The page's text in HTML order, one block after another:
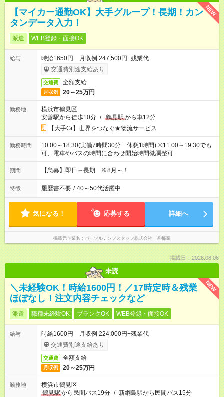
NEW
【マイカー通勤OK】大手グループ！長期！カン
タンデータ入力！
派遣 WEB登録・面接OK
給与
時給1650円 月収例 247,500円+残業代
交通費別途支給あり
交通費 全額支給
月収例 20～25万円
勤務地
横浜市鶴見区
安善駅から徒歩10分 / 鶴見駅から車12分
【大手Gr】世界をつなぐ★物流サービス
勤務時間
10:00～18:30(実働7時間30分 休憩1時間) ※11:00～19:30でも
可、電車やバスの時間に合わせ開始時間微調整可
期間 【急募】即日～長期 ※8月～！
特徴 履歴書不要 / 40～50代活躍中
気になる！ 応募する 詳細へ
掲載元企業名 パーソルテンプスタッフ株式会社 首都圏
掲載日：2026.08.06
未読
NEW
＼未経験OK！時給1600円！／17時定時＆残業
ほぼなし！注文内容チェックなど
派遣 職種未経験OK ブランクOK WEB登録・面接OK
給与
時給1600円 月収例 224,000円+残業代
交通費別途支給あり
交通費 全額支給
月収例 20～25万円
勤務地
横浜市鶴見区
鶴見駅から民間バス19分 / 新綱島駅から民間バス15分